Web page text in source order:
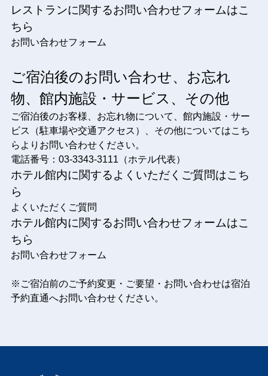
レストランに関するお問い合わせフォームはこ
ちら
お問い合わせフォーム
ご宿泊後のお問い合わせ、お忘れ
物、館内施設・サービス、その他
ご宿泊後のお客様、お忘れ物について、館内施設・サー
ビス（駐車場や交通アクセス）、その他についてはこち
らよりお問い合わせください。
電話番号：03-3343-3111（ホテル代表）
ホテル館内に関するよくいただくご質問はこち
ら
よくいただくご質問
ホテル館内に関するお問い合わせフォームはこ
ちら
お問い合わせフォーム
※ご宿泊前のご予約変更・ご要望・お問い合わせは宿泊
予約直通へお問い合わせください。